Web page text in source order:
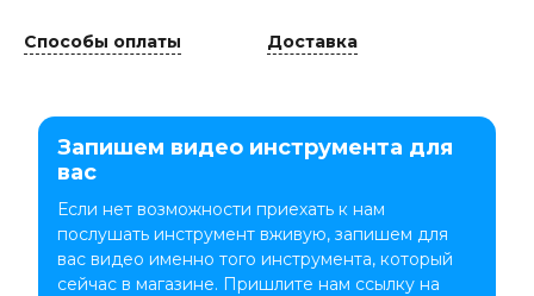
Способы оплаты Доставка
Запишем видео инструмента для
вас
Если нет возможности приехать к нам
послушать инструмент вживую, запишем для
вас видео именно того инструмента, который
сейчас в магазине. Пришлите нам ссылку на